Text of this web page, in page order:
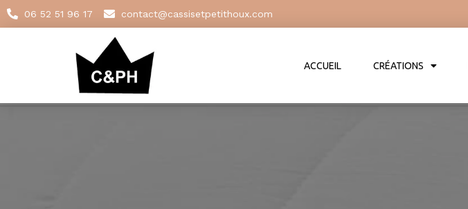
06 52 51 96 17 contact@cassisetpetithoux.com
ACCUEIL CRÉATIONS